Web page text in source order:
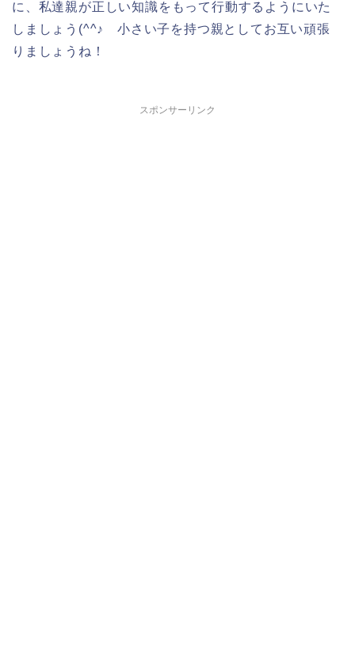
に、私達親が正しい知識をもって行動するようにいた
しましょう(^^♪ 小さい子を持つ親としてお互い頑張
りましょうね！
スポンサーリンク